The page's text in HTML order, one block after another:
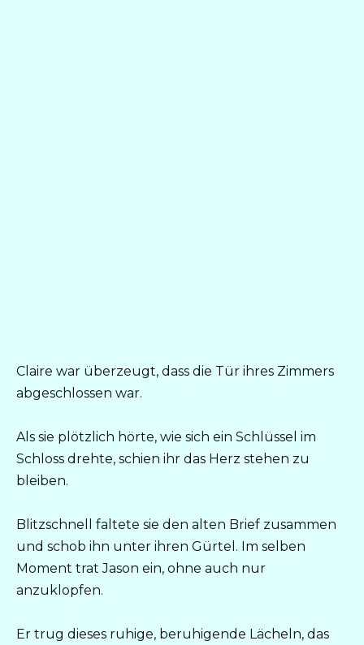
Claire war überzeugt, dass die Tür ihres Zimmers
abgeschlossen war.
Als sie plötzlich hörte, wie sich ein Schlüssel im
Schloss drehte, schien ihr das Herz stehen zu
bleiben.
Blitzschnell faltete sie den alten Brief zusammen
und schob ihn unter ihren Gürtel. Im selben
Moment trat Jason ein, ohne auch nur
anzuklopfen.
Er trug dieses ruhige, beruhigende Lächeln, das